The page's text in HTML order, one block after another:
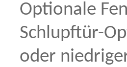
Optionale
Schlupftür-
oder